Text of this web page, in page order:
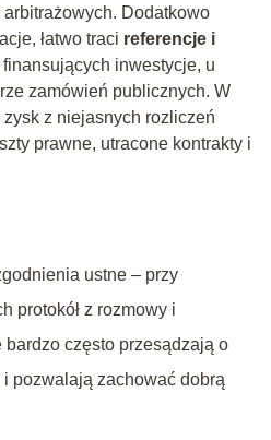
Dodatkowo
łatwo traci referencje i
inwestycje, u
zamówień publicznych. W
zysk z niejasnych rozliczeń
prawne, utracone kontrakty i
ustne – przy
protokół z rozmowy i
często przesądzają o
pozwalają zachować dobrą